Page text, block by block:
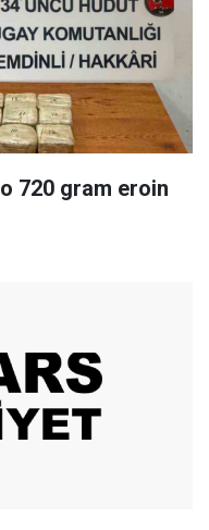
720 gram eroin